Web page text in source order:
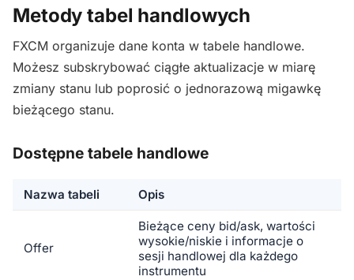
Metody tabel handlowych
FXCM organizuje dane konta w tabele handlowe.
Możesz subskrybować ciągłe aktualizacje w miarę
zmiany stanu lub poprosić o jednorazową migawkę
bieżącego stanu.
Dostępne tabele handlowe
Nazwa tabeli Opis
Offer
Bieżące ceny bid/ask, wartości
wysokie/niskie i informacje o
sesji handlowej dla każdego
instrumentu